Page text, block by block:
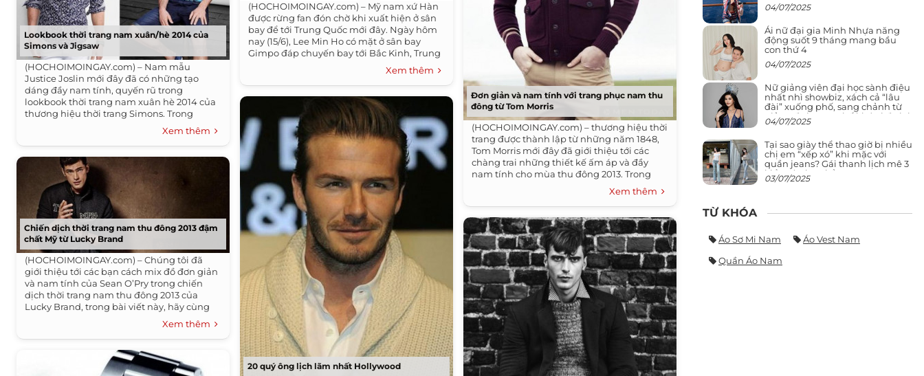
Lookbook thời trang nam xuân/hè 2014 của
Simons và Jigsaw
(HOCHOIMOINGAY.com) – Nam mẫu
Justice Joslin mới đây đã có những tạo
dáng đầy nam tính, quyến rũ trong
lookbook thời trang nam xuân hè 2014 của
thương hiệu thời trang Simons. Trong
Xem thêm
Chiến dịch thời trang nam thu đông 2013 đậm
chất Mỹ từ Lucky Brand
(HOCHOIMOINGAY.com) – Chúng tôi đã
giới thiệu tới các bạn cách mix đồ đơn giản
và nam tính của Sean O’Pry trong chiến
dịch thời trang nam thu đông 2013 của
Lucky Brand, trong bài viết này, hãy cùng
Xem thêm
(HOCHOIMOINGAY.com) – Mỹ nam xứ Hàn
được rừng fan đón chờ khi xuất hiện ở sân
bay để tới Trung Quốc mới đây. Ngày hôm
nay (15/6), Lee Min Ho có mặt ở sân bay
Gimpo đáp chuyến bay tới Bắc Kinh, Trung
Xem thêm
20 quý ông lịch lãm nhất Hollywood
Đơn giản và nam tính với trang phục nam thu
đông từ Tom Morris
(HOCHOIMOINGAY.com) – thương hiệu thời
trang được thành lập từ những năm 1848,
Tom Morris mới đây đã giới thiệu tới các
chàng trai những thiết kế ấm áp và đầy
nam tính cho mùa thu đông 2013. Trong
Xem thêm
04/07/2025
Ái nữ đại gia Minh Nhựa năng
động suốt 9 tháng mang bầu
con thứ 4
04/07/2025
Nữ giảng viên đại học sành điệu
nhất nhì showbiz, xách cả “lâu
đài” xuống phố, sang chảnh từ
giảng đường ra phố khó ai đọ lại
04/07/2025
Tại sao giày thể thao giờ bị nhiều
chị em “xếp xó” khi mặc với
quần jeans? Gái thanh lịch mê 3
kiểu này hơn hẳn
03/07/2025
TỪ KHÓA
Áo Sơ Mi Nam
Áo Vest Nam
Quần Áo Nam